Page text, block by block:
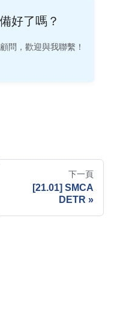
好了嗎？
問，歡迎與我聯繫！
下一頁
[21.01] SMCA
DETR